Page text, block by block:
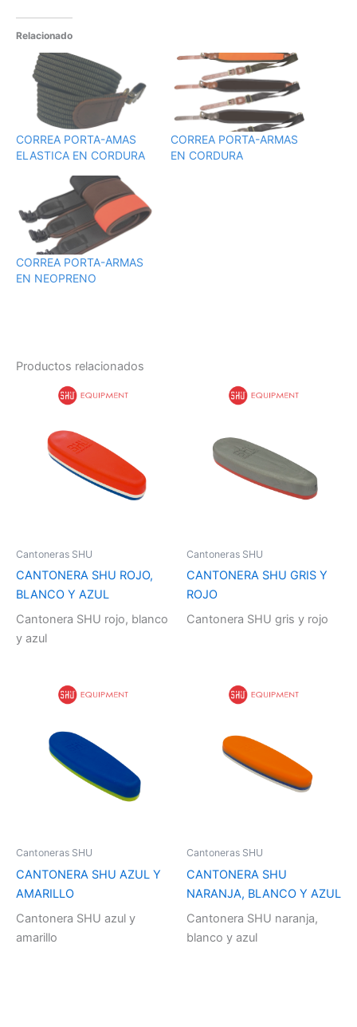
Relacionado
CORREA PORTA-AMAS
ELASTICA EN CORDURA
CORREA PORTA-ARMAS
EN CORDURA
CORREA PORTA-ARMAS
EN NEOPRENO
Productos relacionados
Cantoneras SHU
CANTONERA SHU ROJO,
BLANCO Y AZUL
Cantonera SHU rojo, blanco
y azul
Cantoneras SHU
CANTONERA SHU GRIS Y
ROJO
Cantonera SHU gris y rojo
Cantoneras SHU
CANTONERA SHU AZUL Y
AMARILLO
Cantonera SHU azul y
amarillo
Cantoneras SHU
CANTONERA SHU
NARANJA, BLANCO Y AZUL
Cantonera SHU naranja,
blanco y azul